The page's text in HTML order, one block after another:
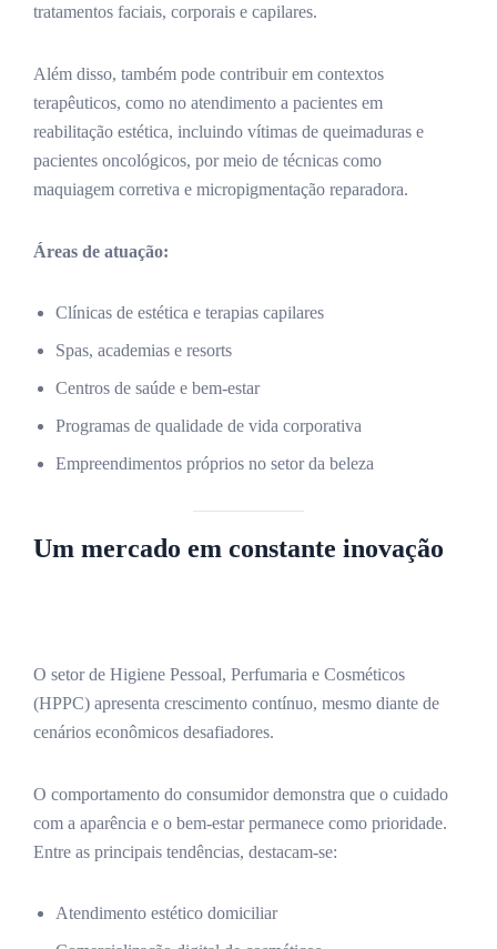
tratamentos faciais, corporais e capilares.
Além disso, também pode contribuir em contextos
terapêuticos, como no atendimento a pacientes em
reabilitação estética, incluindo vítimas de queimaduras e
pacientes oncológicos, por meio de técnicas como
maquiagem corretiva e micropigmentação reparadora.
Áreas de atuação:
Clínicas de estética e terapias capilares
Spas, academias e resorts
Centros de saúde e bem-estar
Programas de qualidade de vida corporativa
Empreendimentos próprios no setor da beleza
Um mercado em constante inovação
O setor de Higiene Pessoal, Perfumaria e Cosméticos
(HPPC) apresenta crescimento contínuo, mesmo diante de
cenários econômicos desafiadores.
O comportamento do consumidor demonstra que o cuidado
com a aparência e o bem-estar permanece como prioridade.
Entre as principais tendências, destacam-se:
Atendimento estético domiciliar